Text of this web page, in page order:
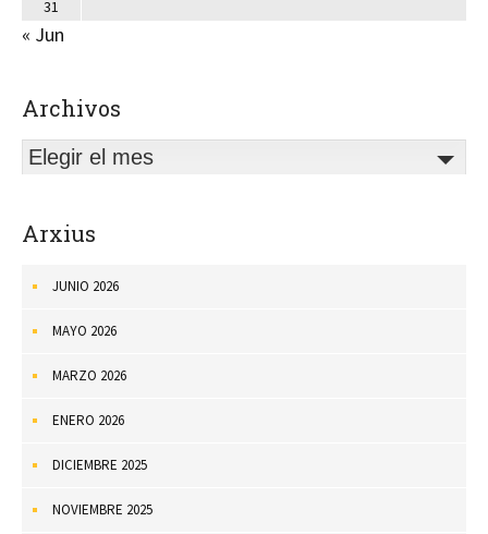
31
« Jun
Archivos
Elegir el mes
Arxius
JUNIO 2026
MAYO 2026
MARZO 2026
ENERO 2026
DICIEMBRE 2025
NOVIEMBRE 2025